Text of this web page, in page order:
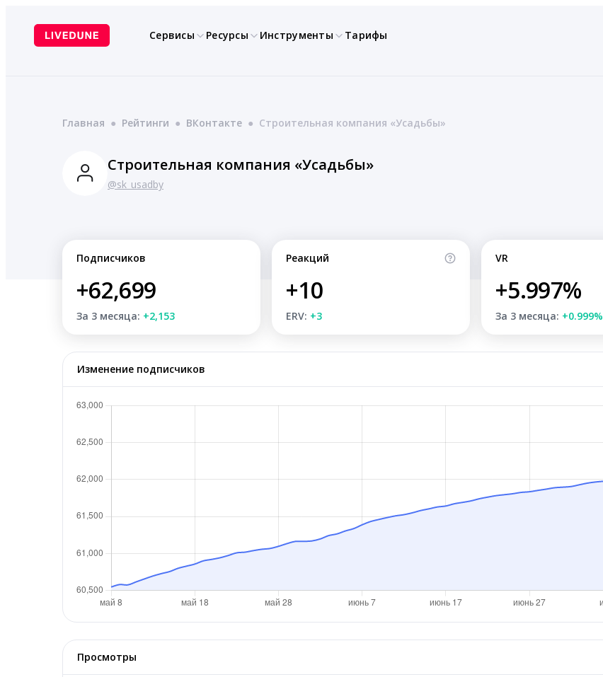
содержимому
Сервисы Ресурсы Инструменты Тарифы
Главная ● Рейтинги ● ВКонтакте ● Строительная компания «Усадьбы»
Строительная компания «Усадьбы»
@sk_usadby
Подписчиков
+62,699
За 3 месяца: +2,153
Реакций
+10
ERV: +3
VR
+5.997%
За 3 месяца: +0.999%
Изменение подписчиков
Просмотры